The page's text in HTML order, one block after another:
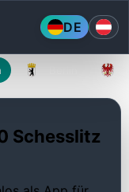
DE
Schesslitz